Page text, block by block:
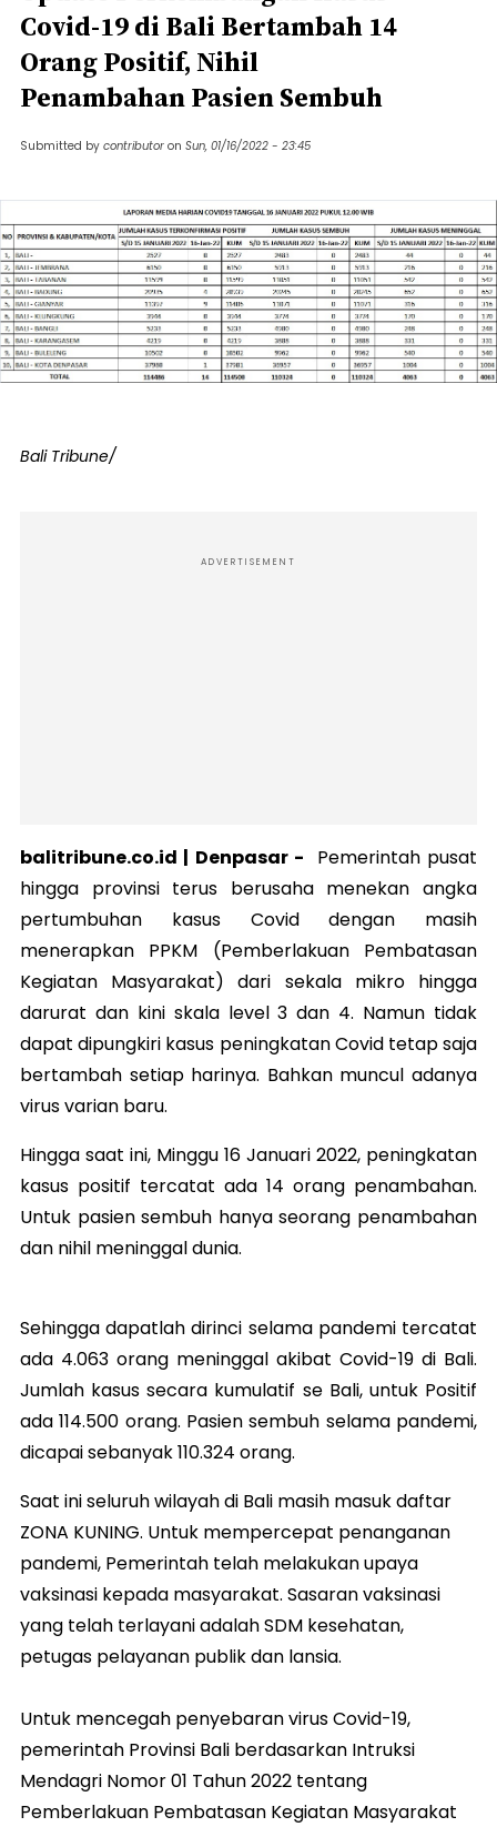
Covid-19 di Bali Bertambah 14
Orang Positif, Nihil
Penambahan Pasien Sembuh
Submitted by contributor on Sun, 01/16/2022 - 23:45
Bali Tribune/
ADVERTISEMENT
balitribune.co.id | Denpasar -
Pemerintah pusat
hingga provinsi terus berusaha menekan angka
pertumbuhan kasus Covid dengan masih
menerapkan PPKM (Pemberlakuan Pembatasan
Kegiatan Masyarakat) dari sekala mikro hingga
darurat dan kini skala level 3 dan 4. Namun tidak
dapat dipungkiri kasus peningkatan Covid tetap saja
bertambah setiap harinya. Bahkan muncul adanya
virus varian baru.
Hingga saat ini, Minggu 16 Januari 2022, peningkatan
kasus positif tercatat ada 14 orang penambahan.
Untuk pasien sembuh hanya seorang penambahan
dan nihil meninggal dunia.
Sehingga dapatlah dirinci selama pandemi tercatat
ada 4.063 orang meninggal akibat Covid-19 di Bali.
Jumlah kasus secara kumulatif se Bali, untuk Positif
ada 114.500 orang. Pasien sembuh selama pandemi,
dicapai sebanyak 110.324 orang.
Saat ini seluruh wilayah di Bali masih masuk daftar
ZONA KUNING. Untuk mempercepat penanganan
pandemi, Pemerintah telah melakukan upaya
vaksinasi kepada masyarakat. Sasaran vaksinasi
yang telah terlayani adalah SDM kesehatan,
petugas pelayanan publik dan lansia.
Untuk mencegah penyebaran virus Covid-19,
pemerintah Provinsi Bali berdasarkan Intruksi
Mendagri Nomor 01 Tahun 2022 tentang
Pemberlakuan Pembatasan Kegiatan Masyarakat